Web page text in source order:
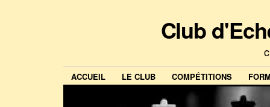
Club
ACCUEIL LE CLUB COMPÉTITIONS